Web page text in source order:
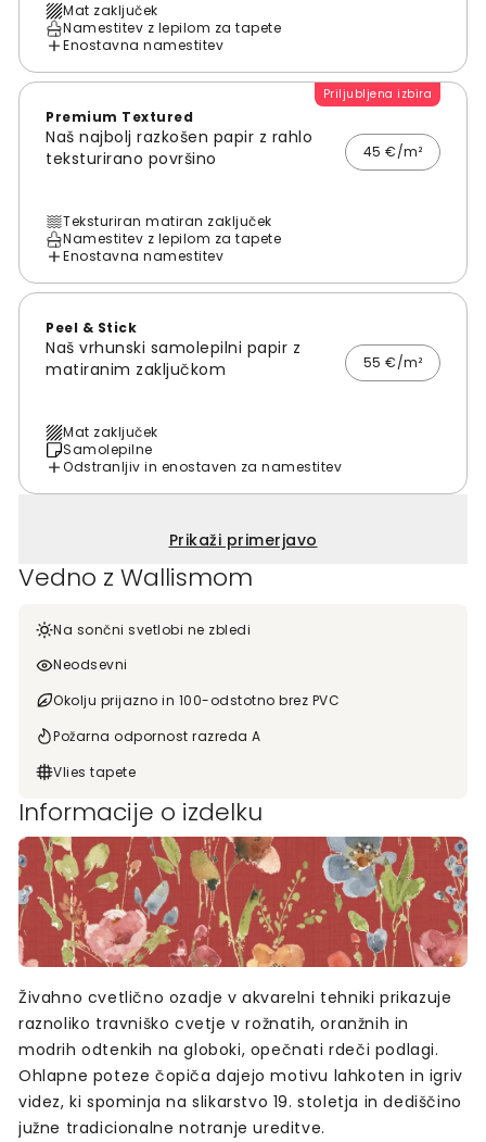
Mat zaključek
Namestitev z lepilom za tapete
Enostavna namestitev
Priljubljena izbira
Premium Textured
Naš najbolj razkošen papir z rahlo
teksturirano površino
45 €/m²
Teksturiran matiran zaključek
Namestitev z lepilom za tapete
Enostavna namestitev
Peel & Stick
Naš vrhunski samolepilni papir z
matiranim zaključkom
55 €/m²
Mat zaključek
Samolepilne
Odstranljiv in enostaven za namestitev
Prikaži primerjavo
Vedno z Wallismom
Na sončni svetlobi ne zbledi
Neodsevni
Okolju prijazno in 100-odstotno brez PVC
Požarna odpornost razreda A
Vlies tapete
Informacije o izdelku
Živahno cvetlično ozadje v akvarelni tehniki prikazuje
raznoliko travniško cvetje v rožnatih, oranžnih in
modrih odtenkih na globoki, opečnati rdeči podlagi.
Ohlapne poteze čopiča dajejo motivu lahkoten in igriv
videz, ki spominja na slikarstvo 19. stoletja in dediščino
južne tradicionalne notranje ureditve.